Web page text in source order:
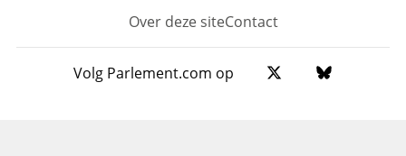
Footer
Over deze siteContact
Volg Parlement.com op